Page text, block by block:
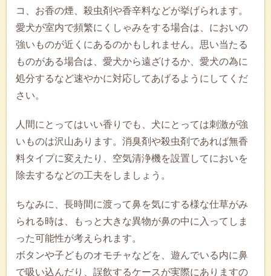
コ、お香の煙、殺虫剤や香辛料などが挙げられます。
愛犬が室内で頻繁にくしゃみをする場合は、においの
強いものが近くにあるのかもしれません。思い当たる
ものがある場合は、愛犬から遠ざけるか、愛犬の為に
処分するなど速やかに対応してあげるようにしてくだ
さい。
人間にとってはいい香りでも、犬にとっては刺激が強
いものは沢山あります。消臭剤や殺虫剤であれば無香
料タイプに変えたり、空気清浄機を設置してにおいを
除去するなどの工夫をしましょう。
ちなみに、長時間に渡って鼻を気にする様な仕草がみ
られる時は、もっと大きな異物が鼻の中に入ってしま
った可能性が考えられます。
ボタンや子どものオモチャなどを、遊んでいる内に鼻
で吸い込んだり、誤飲するケースが実際にありますの